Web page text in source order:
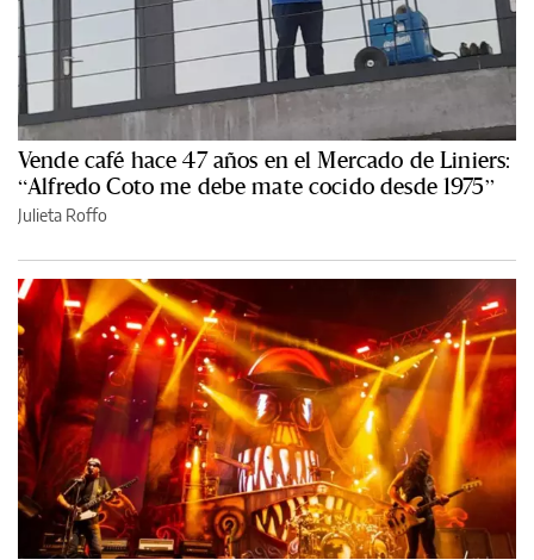
Vende café hace 47 años en el Mercado de Liniers:
“Alfredo Coto me debe mate cocido desde 1975”
Julieta Roffo